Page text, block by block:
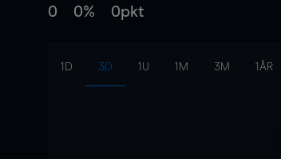
0 0% 0pkt
1D 3D 1U 1M 3M 1ÅR